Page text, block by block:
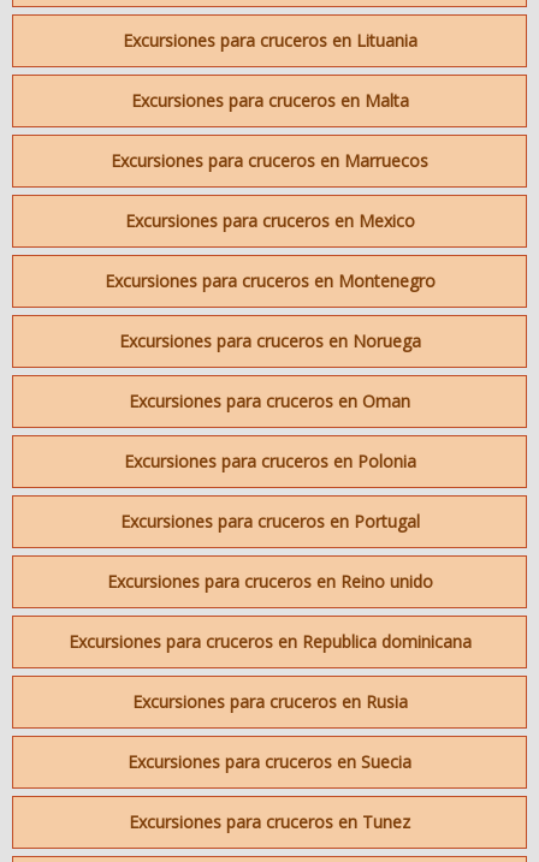
Excursiones para cruceros en Lituania
Excursiones para cruceros en Malta
Excursiones para cruceros en Marruecos
Excursiones para cruceros en Mexico
Excursiones para cruceros en Montenegro
Excursiones para cruceros en Noruega
Excursiones para cruceros en Oman
Excursiones para cruceros en Polonia
Excursiones para cruceros en Portugal
Excursiones para cruceros en Reino unido
Excursiones para cruceros en Republica dominicana
Excursiones para cruceros en Rusia
Excursiones para cruceros en Suecia
Excursiones para cruceros en Tunez